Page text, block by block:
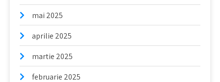
mai 2025
aprilie 2025
martie 2025
februarie 2025